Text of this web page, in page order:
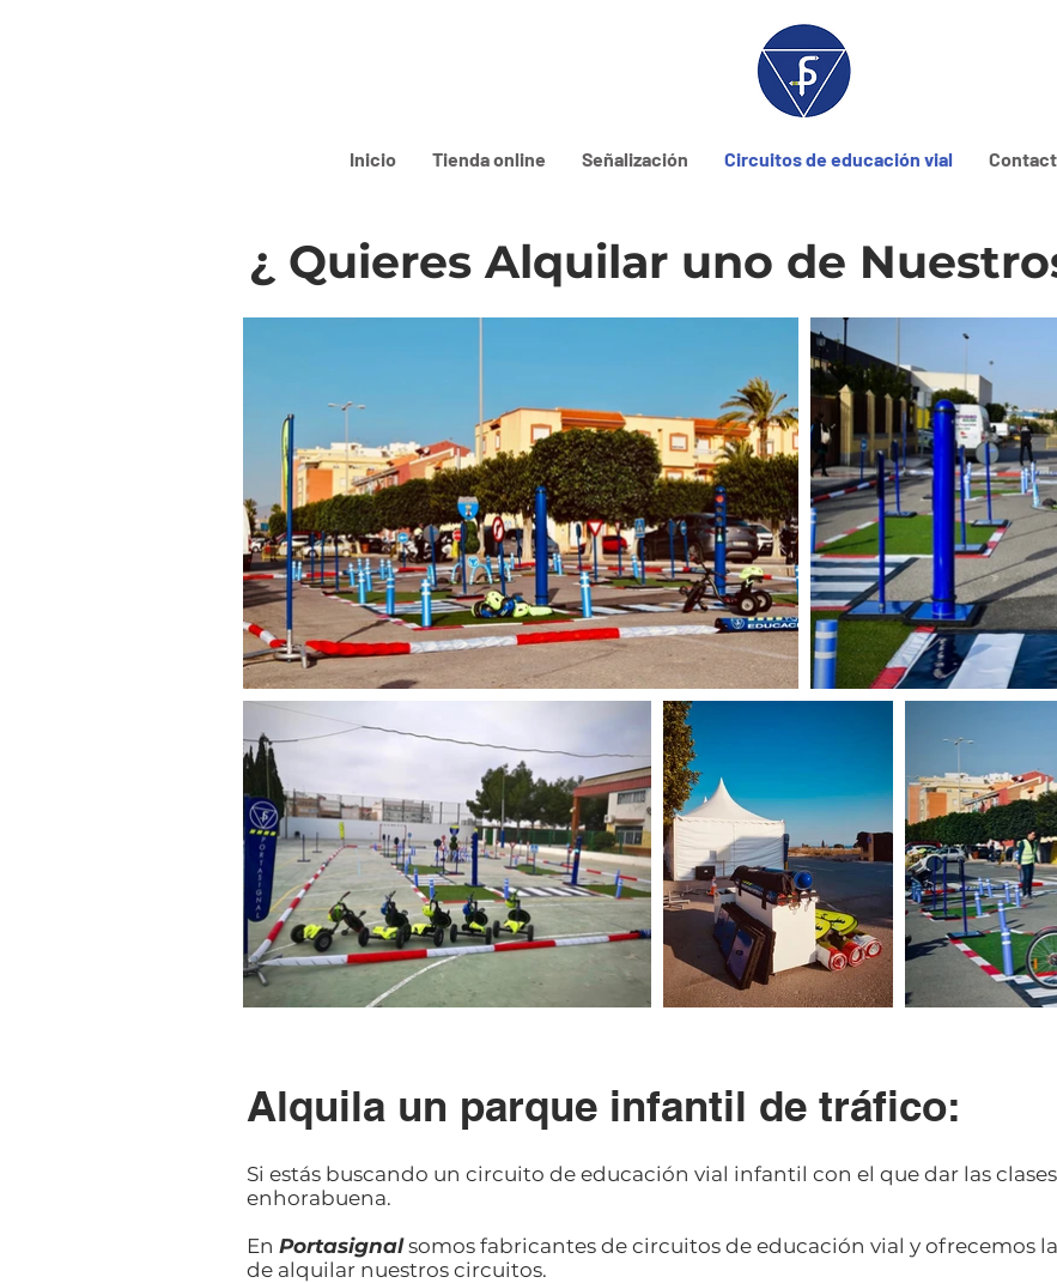
Inicio Tienda online Señalización Circuitos de educación vial
¿ Quieres Alquilar uno de
Alquila un parque infantil de tráfico:
Si estás buscando un circuito de educación vial infantil con el que dar las
enhorabuena.
En Portasignalsomos fabricantes de circuitos de educación vial y ofrecemos
de alquilar nuestros circuitos.